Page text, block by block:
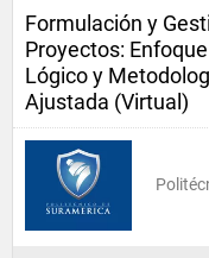
Formulación y
Proyectos:
Lógico y
Ajustada (Virtual)